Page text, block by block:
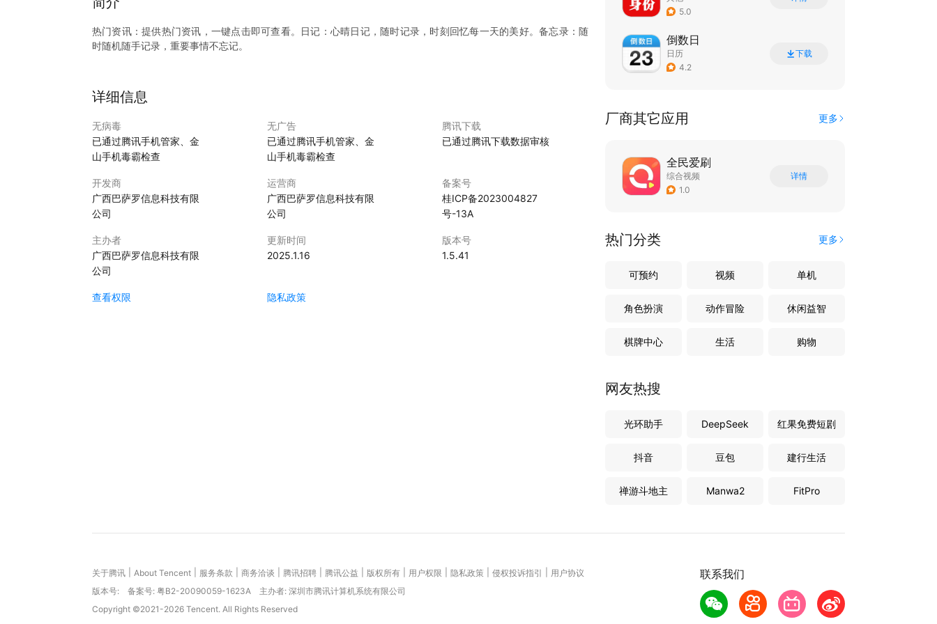
热门资讯：提供热门资讯，一键点击即可查看。日记：心晴日记，随时记录，时刻回忆每一天的美好。备忘录：随
时随机随手记录，重要事情不忘记。
详细信息
无病毒
已通过腾讯手机管家、金
山手机毒霸检查
无广告
已通过腾讯手机管家、金
山手机毒霸检查
腾讯下载
已通过腾讯下载数据审核
开发商
广西巴萨罗信息科技有限
公司
运营商
广西巴萨罗信息科技有限
公司
备案号
桂ICP备2023004827
号-13A
主办者
广西巴萨罗信息科技有限
公司
更新时间
2025.1.16
版本号
1.5.41
查看权限 隐私政策
5.0
倒数日
日历
4.2
下载
厂商其它应用 更多
全民爱刷
综合视频
1.0
详情
热门分类 更多
可预约 视频 单机
角色扮演 动作冒险 休闲益智
棋牌中心 生活 购物
网友热搜
光环助手 DeepSeek 红果免费短剧
抖音 豆包 建行生活
禅游斗地主 Manwa2 FitPro
联系我们
关于腾讯 About Tencent 服务条款 商务洽谈 腾讯招聘 腾讯公益 版权所有 用户权限 隐私政策 侵权投诉指引
用户协议
版本号:
备案号: 粤B2-20090059-1623A
主办者: 深圳市腾讯计算机系统有限公司
Copyright ©2021-2026 Tencent. All Rights Reserved